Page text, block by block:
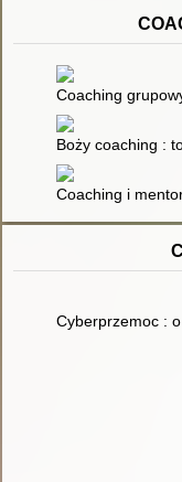
Coaching
Boży coaching :
Coaching i
Cyberprzemoc :